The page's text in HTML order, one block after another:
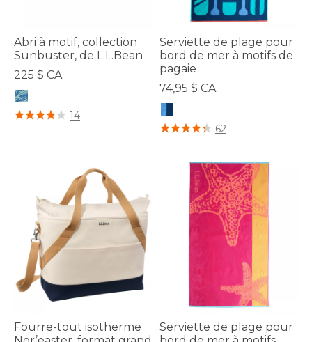
Abri à motif, collection
Sunbuster, de L.L.Bean
225 $ CA
4 sur 5 Évaluation des clients
14
Serviette de plage pour
bord de mer à motifs de
pagaie
74,95 $ CA
5 sur 5 Évaluation des clients
62
Fourre-tout isotherme
Serviette de plage pour